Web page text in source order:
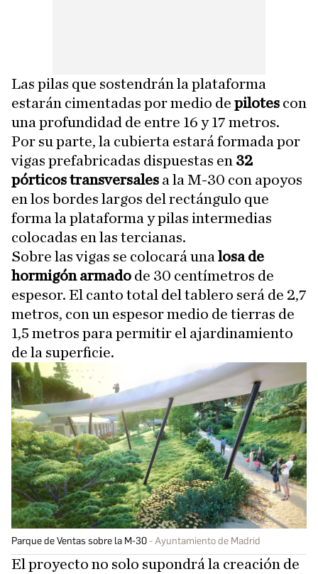
Las pilas que sostendrán la plataforma
estarán cimentadas por medio de pilotes con
una profundidad de entre 16 y 17 metros.
Por su parte, la cubierta estará formada por
vigas prefabricadas dispuestas en 32
pórticos transversales a la M-30 con apoyos
en los bordes largos del rectángulo que
forma la plataforma y pilas intermedias
colocadas en las tercianas.
Sobre las vigas se colocará una losa de
hormigón armado de 30 centímetros de
espesor. El canto total del tablero será de 2,7
metros, con un espesor medio de tierras de
1,5 metros para permitir el ajardinamiento
de la superficie.
Parque de Ventas sobre la M-30 Ayuntamiento de Madrid
El proyecto no solo supondrá la creación de